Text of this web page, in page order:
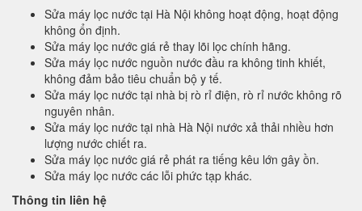
Sửa máy lọc nước tại Hà Nội không hoạt động, hoạt động
không ổn định.
Sửa máy lọc nước giá rẻ thay lõi lọc chính hãng.
Sửa máy lọc nước nguồn nước đầu ra không tinh khiết,
không đảm bảo tiêu chuẩn bộ y tế.
Sửa máy lọc nước tại nhà bị rò rỉ điện, rò rỉ nước không rõ
nguyên nhân.
Sửa máy lọc nước tại nhà Hà Nội nước xả thải nhiều hơn
lượng nước chiết ra.
Sửa máy lọc nước giá rẻ phát ra tiếng kêu lớn gây ồn.
Sửa máy lọc nước các lỗi phức tạp khác.
Thông tin liên hệ